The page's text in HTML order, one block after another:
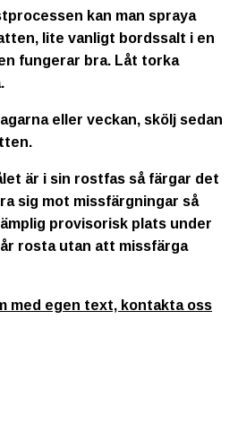
kan man spraya
lite vanligt bordssalt i en
fungerar bra. Låt torka
eller veckan, skölj sedan
är i sin rostfas så färgar det
sig mot missfärgningar så
provisorisk plats under
rosta utan att missfärga
med egen text, kontakta oss